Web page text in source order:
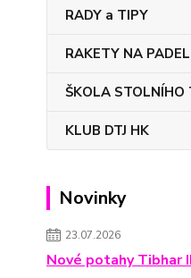
RADY a TIPY
RAKETY NA PADEL
ŠKOLA STOLNÍHO
KLUB DTJ HK
Novinky
23.07.2026
Nové potahy Tibhar